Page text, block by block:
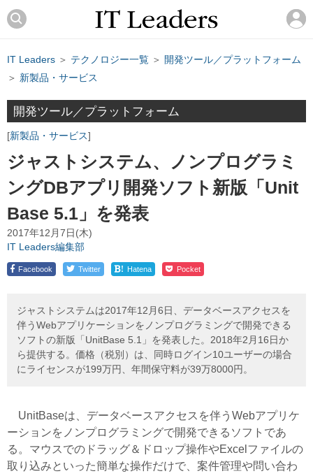
IT Leaders ＞ テクノロジー一覧 ＞ 開発ツール／プラットフォーム
＞ 新製品・サービス
開発ツール／プラットフォーム
新製品・サービス
ジャストシステム、ノンプログラミ
ングDBアプリ開発ソフト新版「Unit
Base 5.1」を発表
2017年12月7日(木)
IT Leaders編集部
Facebook Twitter ! Hatena Pocket
ジャストシステムは2017年12月6日、データベースアクセスを
伴うWebアプリケーションをノンプログラミングで開発できる
ソフトの新版「UnitBase 5.1」を発表した。2018年2月16日か
ら提供する。価格（税別）は、同時ログイン10ユーザーの場合
にライセンスが199万円、年間保守料が39万8000円。
UnitBaseは、データベースアクセスを伴うWebアプリケ
ーションをノンプログラミングで開発できるソフトであ
る。マウスでのドラッグ＆ドロップ操作やExcelファイルの
取り込みといった簡単な操作だけで、案件管理や問い合わ